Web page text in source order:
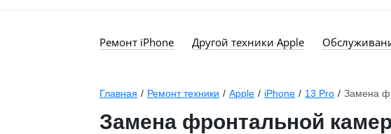
Ремонт iPhone Другой техники Apple
Главная / Ремонт техники / Apple / iPhone / 13 Pro / Замена
Замена фронтальной